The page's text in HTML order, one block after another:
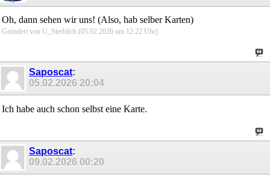
Oh, dann sehen wir uns! (Also, hab selber Karten)
Geändert von U_Sterblich (05.02.2026 um 12:22 Uhr)
Saposcat:
05.02.2026 20:04
Ich habe auch schon selbst eine Karte.
Saposcat:
09.02.2026 00:20